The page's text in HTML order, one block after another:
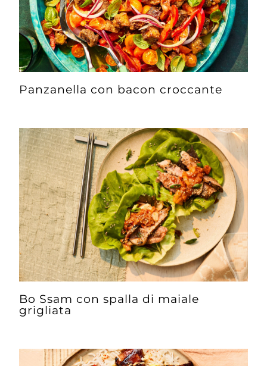
Panzanella con bacon croccante
Bo Ssam con spalla di maiale
grigliata